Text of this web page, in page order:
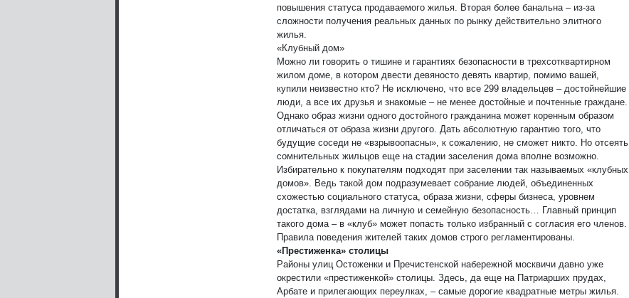
повышения статуса продаваемого жилья. Вторая более банальна – из-за
сложности получения реальных данных по рынку действительно элитного
жилья.
«Клубный дом»
Можно ли говорить о тишине и гарантиях безопасности в трехсотквартирном
жилом доме, в котором двести девяносто девять квартир, помимо вашей,
купили неизвестно кто? Не исключено, что все 299 владельцев – достойнейшие
люди, а все их друзья и знакомые – не менее достойные и почтенные граждане.
Однако образ жизни одного достойного гражданина может коренным образом
отличаться от образа жизни другого. Дать абсолютную гарантию того, что
будущие соседи не «взрывоопасны», к сожалению, не сможет никто. Но отсеять
сомнительных жильцов еще на стадии заселения дома вполне возможно.
Избирательно к покупателям подходят при заселении так называемых «клубных
домов». Ведь такой дом подразумевает собрание людей, объединенных
схожестью социального статуса, образа жизни, сферы бизнеса, уровнем
достатка, взглядами на личную и семейную безопасность… Главный принцип
такого дома – в «клуб» может попасть только избранный с согласия его членов.
Правила поведения жителей таких домов строго регламентированы.
«Престиженка» столицы
Районы улиц Остоженки и Пречистенской набережной москвичи давно уже
окрестили «престиженкой» столицы. Здесь, да еще на Патриарших прудах,
Арбате и прилегающих переулках, – самые дорогие квадратные метры жилья.